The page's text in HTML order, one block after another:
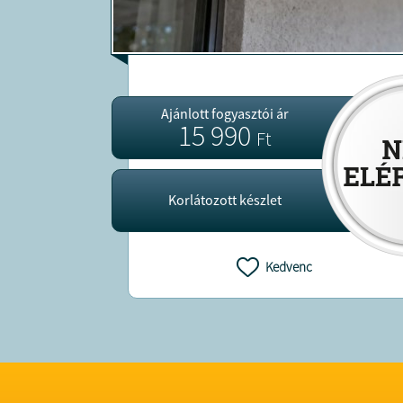
Ajánlott fogyasztói ár
15 990Ft
Korlátozott készlet
Kedvenc